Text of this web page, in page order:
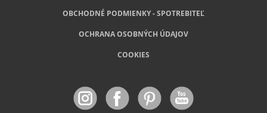
OBCHODNÉ PODMIENKY - SPOTREBITEĽ
OCHRANA OSOBNÝCH ÚDAJOV
COOKIES